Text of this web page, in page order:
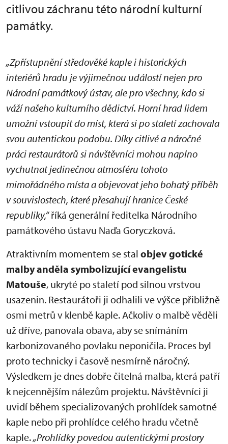
citlivou záchranu této národní kulturní
památky.
„Zpřístupnění středověké kaple i historických
interiérů hradu je výjimečnou událostí nejen pro
Národní památkový ústav, ale pro všechny, kdo si
váží našeho kulturního dědictví. Horní hrad lidem
umožní vstoupit do míst, která si po staletí zachovala
svou autentickou podobu. Díky citlivé a náročné
práci restaurátorů si návštěvníci mohou naplno
vychutnat jedinečnou atmosféru tohoto
mimořádného místa a objevovat jeho bohatý příběh
v souvislostech, které přesahují hranice České
republiky,“říká generální ředitelka Národního
památkového ústavu Naďa Goryczková.
Atraktivním momentem se stal objev gotické
malby anděla symbolizující evangelistu
Matouše, ukryté po staletí pod silnou vrstvou
usazenin. Restaurátoři ji odhalili ve výšce přibližně
osmi metrů v klenbě kaple. Ačkoliv o malbě věděli
už dříve, panovala obava, aby se snímáním
karbonizovaného povlaku neponičila. Proces byl
proto technicky i časově nesmírně náročný.
Výsledkem je dnes dobře čitelná malba, která patří
k nejcennějším nálezům projektu. Návštěvníci ji
uvidí během specializovaných prohlídek samotné
kaple nebo při prohlídce celého hradu včetně
kaple.„Prohlídky povedou autentickými prostory